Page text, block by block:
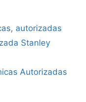
, autorizadas
Stanley
Autorizadas